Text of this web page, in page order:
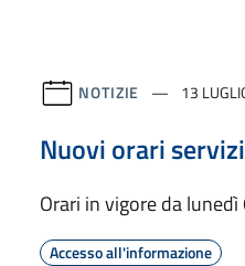
NOTIZIE 13
Nuovi orari
Orari in vigore da
Accesso all'informazione